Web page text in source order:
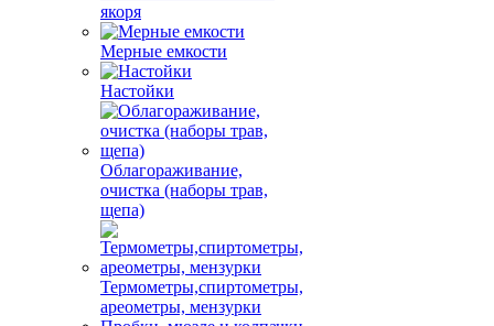
якоря
Мерные емкости
Настойки
Облагораживание,
очистка (наборы трав,
щепа)
Термометры,спиртометры,
ареометры, мензурки